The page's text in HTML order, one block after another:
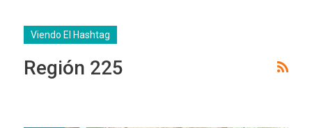
Viendo El Hashtag
Región 225